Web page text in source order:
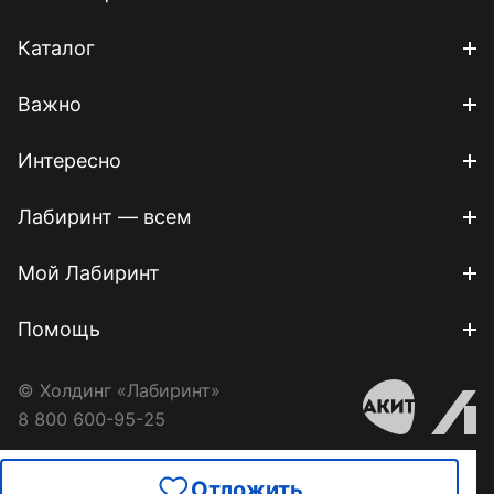
Каталог
Важно
Интересно
Лабиринт — всем
Мой Лабиринт
Помощь
© Холдинг «Лабиринт»
8 800 600-95-25